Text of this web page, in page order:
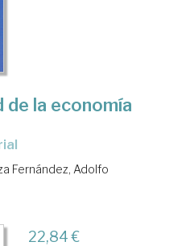
la economía
Fernández, Adolfo
22,84 €